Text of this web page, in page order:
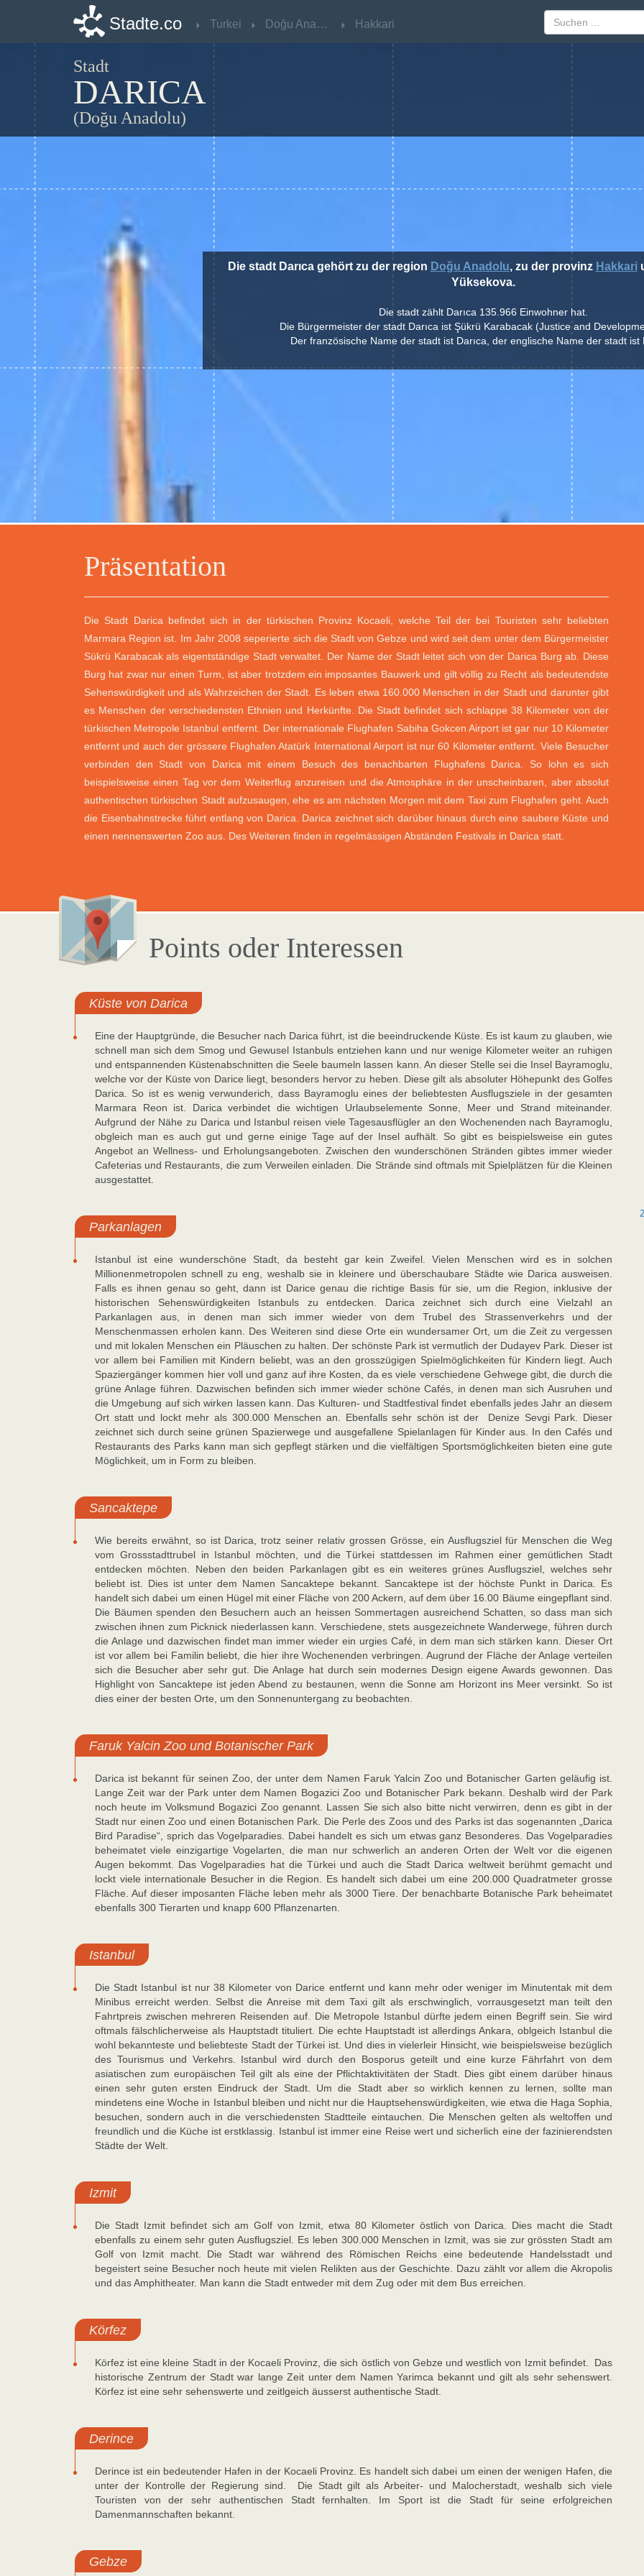
Stadte.co Turkei Doğu Anadolu Hakkari
Stadt
DARICA
(Doğu Anadolu)
Präsentation
Die Stadt Darica befindet sich in der türkischen Provinz Kocaeli, welche Teil der bei Touristen sehr beliebten
Marmara Region ist. Im Jahr 2008 seperierte sich die Stadt von Gebze und wird seit dem unter dem Bürgermeister
Sükrü Karabacak als eigentständige Stadt verwaltet. Der Name der Stadt leitet sich von der Darica Burg ab. Diese
Burg hat zwar nur einen Turm, ist aber trotzdem ein imposantes Bauwerk und gilt völlig zu Recht als bedeutendste
Sehenswürdigkeit und als Wahrzeichen der Stadt. Es leben etwa 160.000 Menschen in der Stadt und darunter gibt
es Menschen der verschiedensten Ethnien und Herkünfte. Die Stadt befindet sich schlappe 38 Kilometer von der
türkischen Metropole Istanbul entfernt. Der internationale Flughafen Sabiha Gokcen Airport ist gar nur 10 Kilometer
entfernt und auch der grössere Flughafen Atatürk International Airport ist nur 60 Kilometer entfernt. Viele Besucher
verbinden den Stadt von Darica mit einem Besuch des benachbarten Flughafens Darica. So lohn es sich
beispielsweise einen Tag vor dem Weiterflug anzureisen und die Atmosphäre in der unscheinbaren, aber absolut
authentischen türkischen Stadt aufzusaugen, ehe es am nächsten Morgen mit dem Taxi zum Flughafen geht. Auch
die Eisenbahnstrecke führt entlang von Darica. Darica zeichnet sich darüber hinaus durch eine saubere Küste und
einen nennenswerten Zoo aus. Des Weiteren finden in regelmässigen Abständen Festivals in Darica statt.
Die stadt Darıca gehört zu der region Doğu Anadolu, zu der provinz Hakkari
Yüksekova.
Die stadt zählt Darıca 135.966 Einwohner hat.
Die Bürgermeister der stadt Darıca ist Şükrü Karabacak (Justice and
Der französische Name der stadt ist Darıca, der englische Name der stadt ist
Points oder Interessen
Küste von Darica
Eine der Hauptgründe, die Besucher nach Darica führt, ist die beeindruckende Küste. Es ist kaum zu glauben, wie
schnell man sich dem Smog und Gewusel Istanbuls entziehen kann und nur wenige Kilometer weiter an ruhigen
und entspannenden Küstenabschnitten die Seele baumeln lassen kann. An dieser Stelle sei die Insel Bayramoglu,
welche vor der Küste von Darice liegt, besonders hervor zu heben. Diese gilt als absoluter Höhepunkt des Golfes
Darica. So ist es wenig verwunderich, dass Bayramoglu eines der beliebtesten Ausflugsziele in der gesamten
Marmara Reon ist. Darica verbindet die wichtigen Urlaubselemente Sonne, Meer und Strand miteinander.
Aufgrund der Nähe zu Darica und Istanbul reisen viele Tagesausflügler an den Wochenenden nach Bayramoglu,
obgleich man es auch gut und gerne einige Tage auf der Insel aufhält. So gibt es beispielsweise ein gutes
Angebot an Wellness- und Erholungsangeboten. Zwischen den wunderschönen Stränden gibtes immer wieder
Cafeterias und Restaurants, die zum Verweilen einladen. Die Strände sind oftmals mit Spielplätzen für die Kleinen
ausgestattet.
Parkanlagen
Istanbul ist eine wunderschöne Stadt, da besteht gar kein Zweifel. Vielen Menschen wird es in solchen
Millionenmetropolen schnell zu eng, weshalb sie in kleinere und überschaubare Städte wie Darica ausweisen.
Falls es ihnen genau so geht, dann ist Darice genau die richtige Basis für sie, um die Region, inklusive der
historischen Sehenswürdigkeiten Istanbuls zu entdecken. Darica zeichnet sich durch eine Vielzahl an
Parkanlagen aus, in denen man sich immer wieder von dem Trubel des Strassenverkehrs und der
Menschenmassen erholen kann. Des Weiteren sind diese Orte ein wundersamer Ort, um die Zeit zu vergessen
und mit lokalen Menschen ein Pläuschen zu halten. Der schönste Park ist vermutlich der Dudayev Park. Dieser ist
vor allem bei Familien mit Kindern beliebt, was an den grosszügigen Spielmöglichkeiten für Kindern liegt. Auch
Spaziergänger kommen hier voll und ganz auf ihre Kosten, da es viele verschiedene Gehwege gibt, die durch die
grüne Anlage führen. Dazwischen befinden sich immer wieder schöne Cafés, in denen man sich Ausruhen und
die Umgebung auf sich wirken lassen kann. Das Kulturen- und Stadtfestival findet ebenfalls jedes Jahr an diesem
Ort statt und lockt mehr als 300.000 Menschen an. Ebenfalls sehr schön ist der Denize Sevgi Park. Dieser
zeichnet sich durch seine grünen Spazierwege und ausgefallene Spielanlagen für Kinder aus. In den Cafés und
Restaurants des Parks kann man sich gepflegt stärken und die vielfältigen Sportsmöglichkeiten bieten eine gute
Möglichkeit, um in Form zu bleiben.
Sancaktepe
Wie bereits erwähnt, so ist Darica, trotz seiner relativ grossen Grösse, ein Ausflugsziel für Menschen die Weg
vom Grossstadttrubel in Istanbul möchten, und die Türkei stattdessen im Rahmen einer gemütlichen Stadt
entdecken möchten. Neben den beiden Parkanlagen gibt es ein weiteres grünes Ausflugsziel, welches sehr
beliebt ist. Dies ist unter dem Namen Sancaktepe bekannt. Sancaktepe ist der höchste Punkt in Darica. Es
handelt sich dabei um einen Hügel mit einer Fläche von 200 Ackern, auf dem über 16.00 Bäume eingepflant sind.
Die Bäumen spenden den Besuchern auch an heissen Sommertagen ausreichend Schatten, so dass man sich
zwischen ihnen zum Picknick niederlassen kann. Verschiedene, stets ausgezeichnete Wanderwege, führen durch
die Anlage und dazwischen findet man immer wieder ein urgies Café, in dem man sich stärken kann. Dieser Ort
ist vor allem bei Familin beliebt, die hier ihre Wochenenden verbringen. Augrund der Fläche der Anlage verteilen
sich die Besucher aber sehr gut. Die Anlage hat durch sein modernes Design eigene Awards gewonnen. Das
Highlight von Sancaktepe ist jeden Abend zu bestaunen, wenn die Sonne am Horizont ins Meer versinkt. So ist
dies einer der besten Orte, um den Sonnenuntergang zu beobachten.
Faruk Yalcin Zoo und Botanischer Park
Darica ist bekannt für seinen Zoo, der unter dem Namen Faruk Yalcin Zoo und Botanischer Garten geläufig ist.
Lange Zeit war der Park unter dem Namen Bogazici Zoo und Botanischer Park bekann. Deshalb wird der Park
noch heute im Volksmund Bogazici Zoo genannt. Lassen Sie sich also bitte nicht verwirren, denn es gibt in der
Stadt nur einen Zoo und einen Botanischen Park. Die Perle des Zoos und des Parks ist das sogenannten „Darica
Bird Paradise“, sprich das Vogelparadies. Dabei handelt es sich um etwas ganz Besonderes. Das Vogelparadies
beheimatet viele einzigartige Vogelarten, die man nur schwerlich an anderen Orten der Welt vor die eigenen
Augen bekommt. Das Vogelparadies hat die Türkei und auch die Stadt Darica weltweit berühmt gemacht und
lockt viele internationale Besucher in die Region. Es handelt sich dabei um eine 200.000 Quadratmeter grosse
Fläche. Auf dieser imposanten Fläche leben mehr als 3000 Tiere. Der benachbarte Botanische Park beheimatet
ebenfalls 300 Tierarten und knapp 600 Pflanzenarten.
Istanbul
Die Stadt Istanbul ist nur 38 Kilometer von Darice entfernt und kann mehr oder weniger im Minutentak mit dem
Minibus erreicht werden. Selbst die Anreise mit dem Taxi gilt als erschwinglich, vorrausgesetzt man teilt den
Fahrtpreis zwischen mehreren Reisenden auf. Die Metropole Istanbul dürfte jedem einen Begriff sein. Sie wird
oftmals fälschlicherweise als Hauptstadt tituliert. Die echte Hauptstadt ist allerdings Ankara, oblgeich Istanbul die
wohl bekannteste und beliebteste Stadt der Türkei ist. Und dies in vielerleir Hinsicht, wie beispielsweise bezüglich
des Tourismus und Verkehrs. Istanbul wird durch den Bosporus geteilt und eine kurze Fährfahrt von dem
asiatischen zum europäischen Teil gilt als eine der Pflichtaktivitäten der Stadt. Dies gibt einem darüber hinaus
einen sehr guten ersten Eindruck der Stadt. Um die Stadt aber so wirklich kennen zu lernen, sollte man
mindetens eine Woche in Istanbul bleiben und nicht nur die Hauptsehenswürdigkeiten, wie etwa die Haga Sophia,
besuchen, sondern auch in die verschiedensten Stadtteile eintauchen. Die Menschen gelten als weltoffen und
freundlich und die Küche ist erstklassig. Istanbul ist immer eine Reise wert und sicherlich eine der fazinierendsten
Städte der Welt.
Izmit
Die Stadt Izmit befindet sich am Golf von Izmit, etwa 80 Kilometer östlich von Darica. Dies macht die Stadt
ebenfalls zu einem sehr guten Ausflugsziel. Es leben 300.000 Menschen in Izmit, was sie zur grössten Stadt am
Golf von Izmit macht. Die Stadt war während des Römischen Reichs eine bedeutende Handelsstadt und
begeistert seine Besucher noch heute mit vielen Relikten aus der Geschichte. Dazu zählt vor allem die Akropolis
und das Amphitheater. Man kann die Stadt entweder mit dem Zug oder mit dem Bus erreichen.
Körfez
Körfez ist eine kleine Stadt in der Kocaeli Provinz, die sich östlich von Gebze und westlich von Izmit befindet. Das
historische Zentrum der Stadt war lange Zeit unter dem Namen Yarimca bekannt und gilt als sehr sehenswert.
Körfez ist eine sehr sehenswerte und zeitlgeich äusserst authentische Stadt.
Derince
Derince ist ein bedeutender Hafen in der Kocaeli Provinz. Es handelt sich dabei um einen der wenigen Hafen, die
unter der Kontrolle der Regierung sind. Die Stadt gilt als Arbeiter- und Malocherstadt, weshalb sich viele
Touristen von der sehr authentischen Stadt fernhalten. Im Sport ist die Stadt für seine erfolgreichen
Damenmannschaften bekannt.
Gebze
Stadte.co Turkei Doğu Anadolu Hakkari